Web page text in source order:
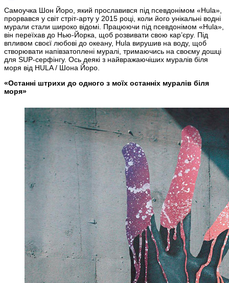
Самоучка Шон Йоро, який прославився під псевдонімом «Hula»,
прорвався у світ стріт-арту у 2015 році, коли його унікальні водні
мурали стали широко відомі. Працюючи під псевдонімом «Hula»,
він переїхав до Нью-Йорка, щоб розвивати свою кар’єру. Під
впливом своєї любові до океану, Hula вирушив на воду, щоб
створювати напівзатоплені муралі, тримаючись на своєму дошці
для SUP-серфінгу. Ось деякі з найвражаючіших муралів біля
моря від HULA / Шона Йоро.
«Останні штрихи до одного з моїх останніх муралів біля
моря»